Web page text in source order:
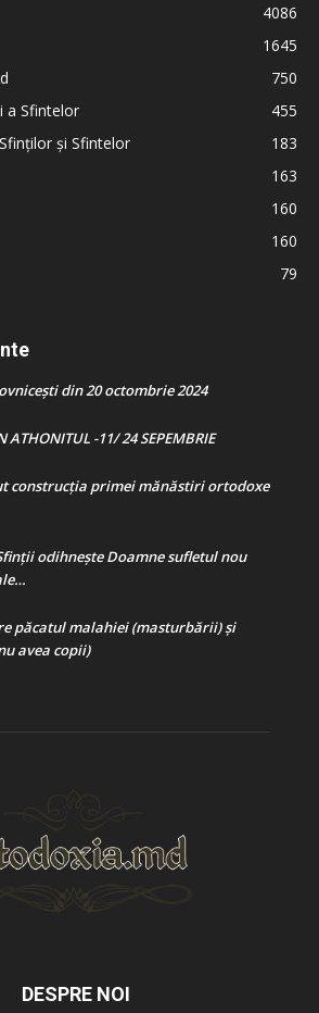
4086
1645
750
a Sfintelor
455
și Sfintelor
183
163
160
160
79
din 20 octombrie 2024
ATHONITUL -11/ 24 SEPEMBRIE
construcţia primei mănăstiri ortodoxe
odihnește Doamne sufletul nou
păcatul malahiei (masturbării) şi
avea copii)
DESPRE NOI